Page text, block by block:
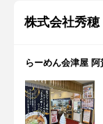
株式会社秀穂
らーめん会津屋